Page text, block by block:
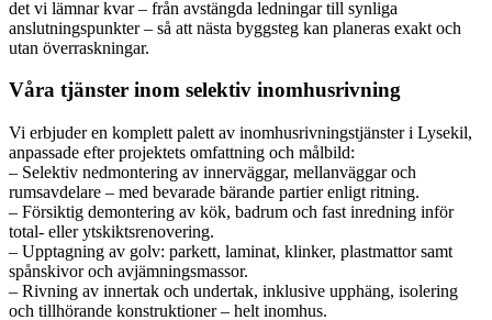
det vi lämnar kvar – från avstängda ledningar till synliga
anslutningspunkter – så att nästa byggsteg kan planeras exakt och
utan överraskningar.
Våra tjänster inom selektiv inomhusrivning
Vi erbjuder en komplett palett av inomhusrivningstjänster i Lysekil,
anpassade efter projektets omfattning och målbild:
– Selektiv nedmontering av innerväggar, mellanväggar och
rumsavdelare – med bevarade bärande partier enligt ritning.
– Försiktig demontering av kök, badrum och fast inredning inför
total- eller ytskiktsrenovering.
– Upptagning av golv: parkett, laminat, klinker, plastmattor samt
spånskivor och avjämningsmassor.
– Rivning av innertak och undertak, inklusive upphäng, isolering
och tillhörande konstruktioner – helt inomhus.